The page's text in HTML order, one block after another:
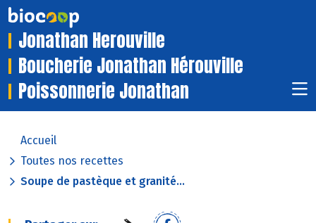
Jonathan Herouville
Boucherie Jonathan Hérouville
Poissonnerie Jonathan
Accueil
Toutes nos recettes
Soupe de pastèque et granité...